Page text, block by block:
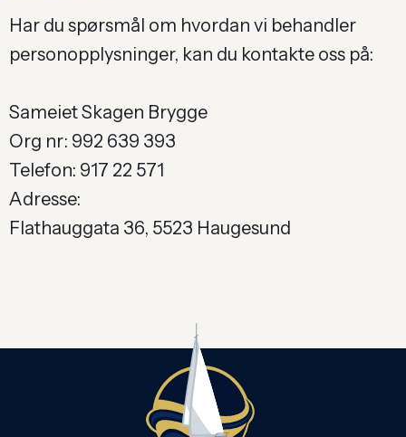
Har du spørsmål om hvordan vi behandler
personopplysninger, kan du kontakte oss på:
Sameiet Skagen Brygge
Org nr: 992 639 393
Telefon: 917 22 571
Adresse:
Flathauggata 36, 5523 Haugesund